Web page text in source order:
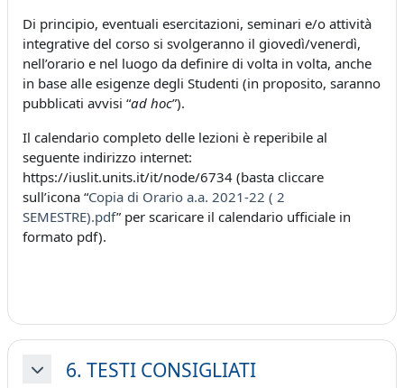
Di principio, eventuali esercitazioni, seminari e/o attività
integrative del corso si svolgeranno il giovedì/venerdì,
nell’orario e nel luogo da definire di volta in volta, anche
in base alle esigenze degli Studenti (in proposito, saranno
pubblicati avvisi “ad hoc”).
Il calendario completo delle lezioni è reperibile al
seguente indirizzo internet:
https://iuslit.units.it/it/node/6734 (basta cliccare
sull’icona “Copia di Orario a.a. 2021-22 ( 2
SEMESTRE).pdf” per scaricare il calendario ufficiale in
formato pdf).
Minimizza6. TESTI CONSIGLIATI